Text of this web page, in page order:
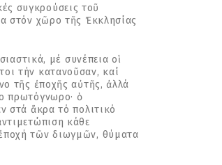
συγκρούσεις τοῦ
στόν χῶρο τῆς Ἐκκλησίας
μέ συνέπεια οἱ
τήν κατανοῦσαν, καί
τῆς ἐποχῆς αὐτῆς, ἀλλά
πρωτόγνωρο· ὁ
στά ἄκρα τό πολιτικό
κάθε
τῶν διωγμῶν, θύματα